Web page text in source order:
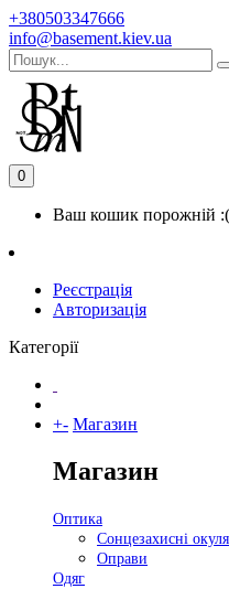
+380503347666
info@basement.kiev.ua
0
Ваш кошик порожній :(
Реєстрація
Авторизація
Категорії
+- Магазин
Магазин
Оптика
Сонцезахисні
Оправи
Одяг